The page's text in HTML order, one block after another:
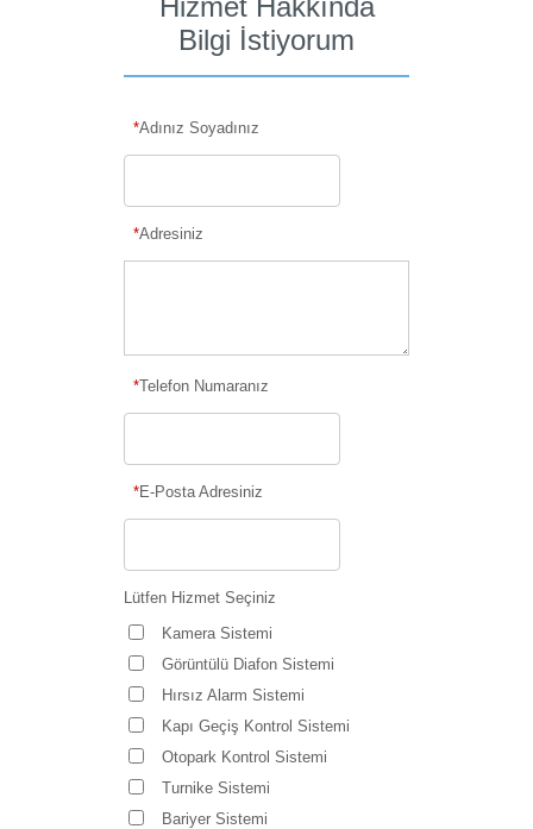
Bilgi İstiyorum
*Adınız Soyadınız
*Adresiniz
*Telefon Numaranız
*E-Posta Adresiniz
Lütfen Hizmet Seçiniz
Kamera Sistemi
Görüntülü Diafon Sistemi
Hırsız Alarm Sistemi
Kapı Geçiş Kontrol Sistemi
Otopark Kontrol Sistemi
Turnike Sistemi
Bariyer Sistemi